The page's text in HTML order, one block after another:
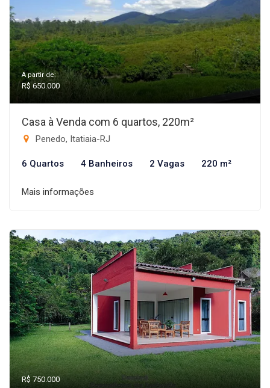
A partir de:
R$ 650.000
Casa à Venda com 6 quartos, 220m²
Penedo, Itatiaia-RJ
6 Quartos 4 Banheiros 2 Vagas 220 m²
Mais informações
R$ 750.000